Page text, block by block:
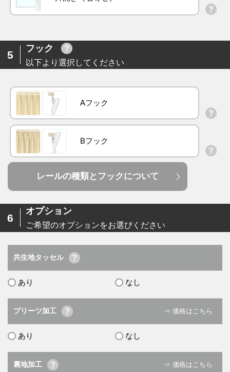
5
フック
以下より選択してください
Aフック
Bフック
レールの種類とフックについて
6
オプション
ご希望のオプションをお選びください
共生地タッセル
あり なし
プリーツ加工 ⇒ 価格はこちら
あり なし
裏地加工 ⇒ 価格はこちら